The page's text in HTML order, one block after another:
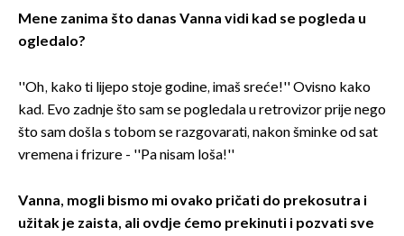
Mene zanima što danas Vanna vidi kad se pogleda u
ogledalo?
''Oh, kako ti lijepo stoje godine, imaš sreće!'' Ovisno kako
kad. Evo zadnje što sam se pogledala u retrovizor prije nego
što sam došla s tobom se razgovarati, nakon šminke od sat
vremena i frizure - ''Pa nisam loša!''
Vanna, mogli bismo mi ovako pričati do prekosutra i
užitak je zaista, ali ovdje ćemo prekinuti i pozvati sve